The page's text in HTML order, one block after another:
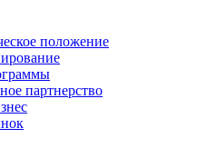
положение
партнерство